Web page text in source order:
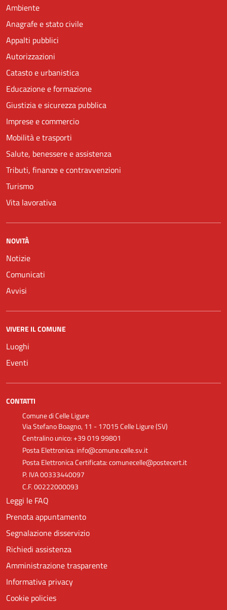
Ambiente
Anagrafe e stato civile
Appalti pubblici
Autorizzazioni
Catasto e urbanistica
Educazione e formazione
Giustizia e sicurezza pubblica
Imprese e commercio
Mobilità e trasporti
Salute, benessere e assistenza
Tributi, finanze e contravvenzioni
Turismo
Vita lavorativa
NOVITÀ
Notizie
Comunicati
Avvisi
VIVERE IL COMUNE
Luoghi
Eventi
CONTATTI
Comune di Celle Ligure
Via Stefano Boagno, 11 - 17015 Celle Ligure (SV)
Centralino unico: +39 019 99801
Posta Elettronica: info@comune.celle.sv.it
Posta Elettronica Certificata: comunecelle@postecert.it
P. IVA 00333440097
C.F. 00222000093
Leggi le FAQ
Prenota appuntamento
Segnalazione disservizio
Richiedi assistenza
Amministrazione trasparente
Informativa privacy
Cookie policies